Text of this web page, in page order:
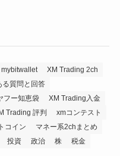
mybitwallet
XM Trading 2ch
質問と回答
フー知恵袋
XM Trading入金
Trading 評判
xmコンテスト
コイン
マネー系2chまとめ
投資 政治 株
税金